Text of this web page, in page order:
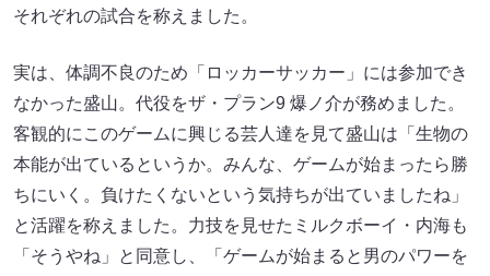
それぞれの試合を称えました。
実は、体調不良のため「ロッカーサッカー」には参加でき
なかった盛山。代役をザ・プラン9 爆ノ介が務めました。
客観的にこのゲームに興じる芸人達を見て盛山は「生物の
本能が出ているというか。みんな、ゲームが始まったら勝
ちにいく。負けたくないという気持ちが出ていましたね」
と活躍を称えました。力技を見せたミルクボーイ・内海も
「そうやね」と同意し、「ゲームが始まると男のパワーを